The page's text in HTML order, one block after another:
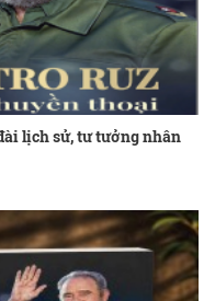
lịch sử, tư tưởng nhân